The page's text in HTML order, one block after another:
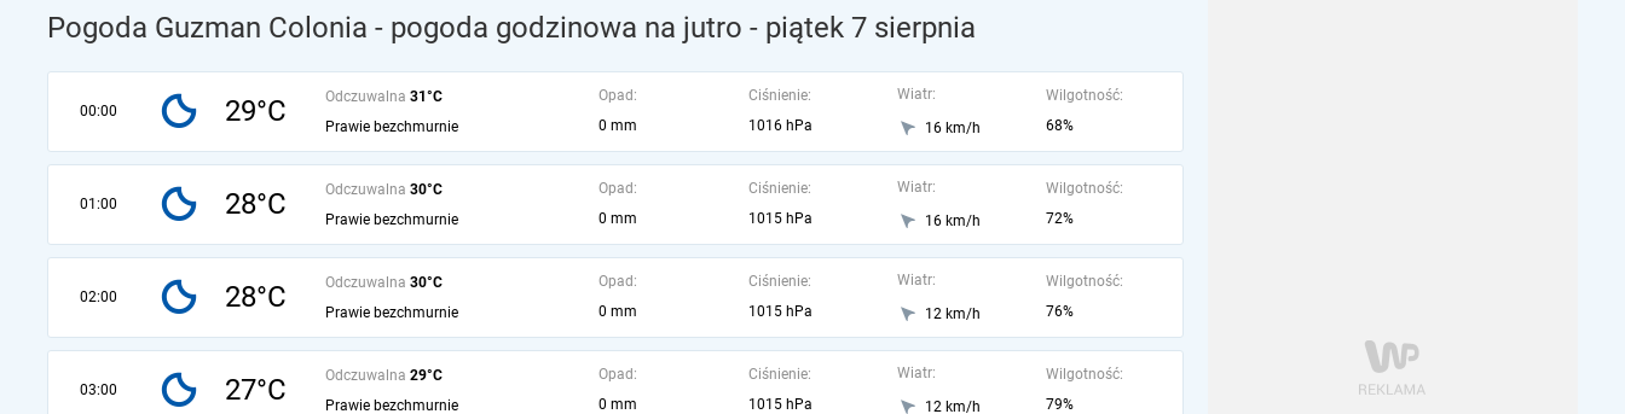
Pogoda Guzman Colonia - pogoda godzinowa na jutro - piątek 7 sierpnia
00:00 29°C Odczuwalna 31°C
Prawie bezchmurnie
Opad:
0 mm
Ciśnienie:
1016 hPa
Wiatr:
16 km/h
Wilgotność:
68%
01:00 28°C Odczuwalna 30°C
Prawie bezchmurnie
Opad:
0 mm
Ciśnienie:
1015 hPa
Wiatr:
16 km/h
Wilgotność:
72%
02:00 28°C Odczuwalna 30°C
Prawie bezchmurnie
Opad:
0 mm
Ciśnienie:
1015 hPa
Wiatr:
12 km/h
Wilgotność:
76%
03:00 27°C Odczuwalna 29°C
Prawie bezchmurnie
Opad:
0 mm
Ciśnienie:
1015 hPa
Wiatr:
12 km/h
Wilgotność:
79%